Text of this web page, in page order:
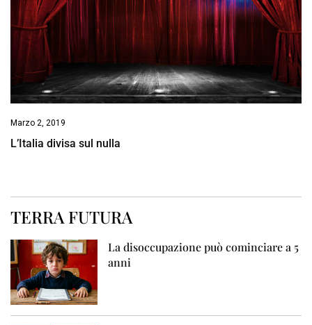
Marzo 2, 2019
L’Italia divisa sul nulla
TERRA FUTURA
La disoccupazione può cominciare a 5
anni